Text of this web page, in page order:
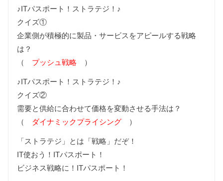
♪ITパスポート！ストラテジ！♪
クイズ①
企業側が積極的に製品・サービスをアピールする戦略
は？
（ プッシュ戦略 ）
♪ITパスポート！ストラテジ！♪
クイズ②
需要と供給に合わせて価格を変動させる手法は？
（
ダイナミックプライシング ）
「ストラテジ」とは「戦略」だぞ！
IT使おう！ITパスポート！
ビジネス戦略に！ITパスポート！